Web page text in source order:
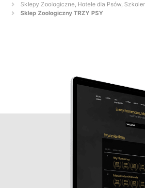
Sklepy Zoologiczne, Hotele dla Psów,
Sklep Zoologiczny TRZY PSY